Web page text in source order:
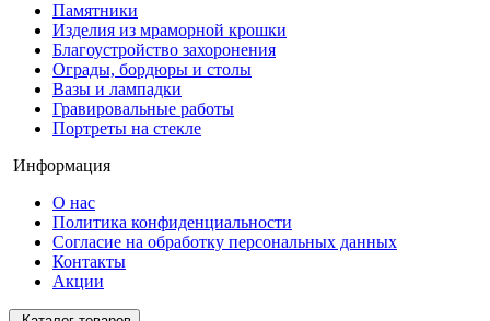
Памятники
Изделия из мраморной крошки
Благоустройство захоронения
Ограды, бордюры и столы
Вазы и лампадки
Гравировальные работы
Портреты на стекле
Информация
О нас
Политика конфиденциальности
Согласие на обработку персональных данных
Контакты
Акции